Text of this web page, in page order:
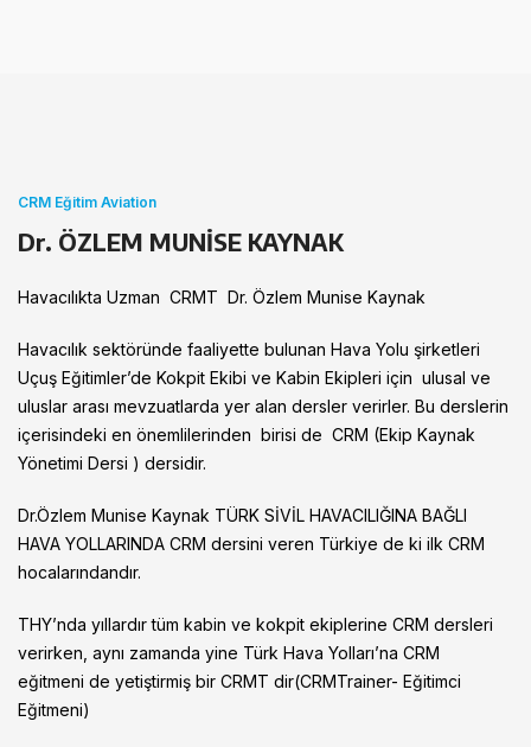
CRM Eğitim Aviation
Dr. ÖZLEM MUNİSE KAYNAK
Havacılıkta Uzman CRMT Dr. Özlem Munise Kaynak
Havacılık sektöründe faaliyette bulunan Hava Yolu şirketleri
Uçuş Eğitimler’de Kokpit Ekibi ve Kabin Ekipleri için ulusal ve
uluslar arası mevzuatlarda yer alan dersler verirler. Bu derslerin
içerisindeki en önemlilerinden birisi de CRM (Ekip Kaynak
Yönetimi Dersi ) dersidir.
Dr.Özlem Munise Kaynak TÜRK SİVİL HAVACILIĞINA BAĞLI
HAVA YOLLARINDA CRM dersini veren Türkiye de ki ilk CRM
hocalarındandır.
THY’nda yıllardır tüm kabin ve kokpit ekiplerine CRM dersleri
verirken, aynı zamanda yine Türk Hava Yolları’na CRM
eğitmeni de yetiştirmiş bir CRMT dir(CRMTrainer- Eğitimci
Eğitmeni)